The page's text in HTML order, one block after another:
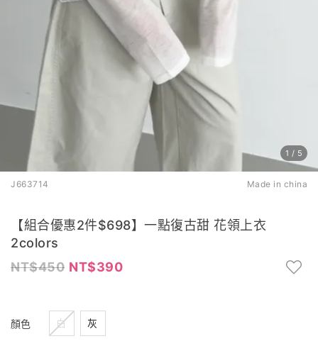
1 / 5
J663714 Made in china
【組合優惠2件$698】一點復古甜 花領上衣
2colors
450
390
顏色 白 灰